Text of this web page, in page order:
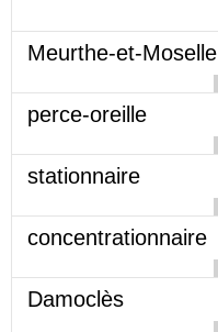
Meurthe-et-Moselle
perce-oreille
stationnaire
concentrationnaire
Damoclès